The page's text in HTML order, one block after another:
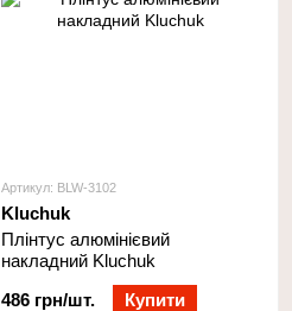
Артикул: BLW-3102
Kluchuk
Плінтус алюмінієвий
накладний Kluchuk
486 грн/шт.
Купити